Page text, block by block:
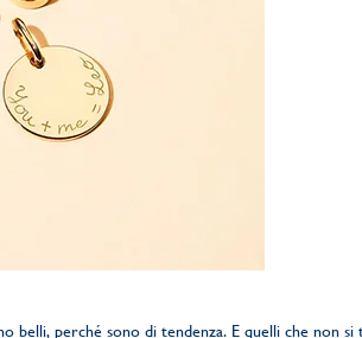
belli, perché sono di tendenza. E quelli che non